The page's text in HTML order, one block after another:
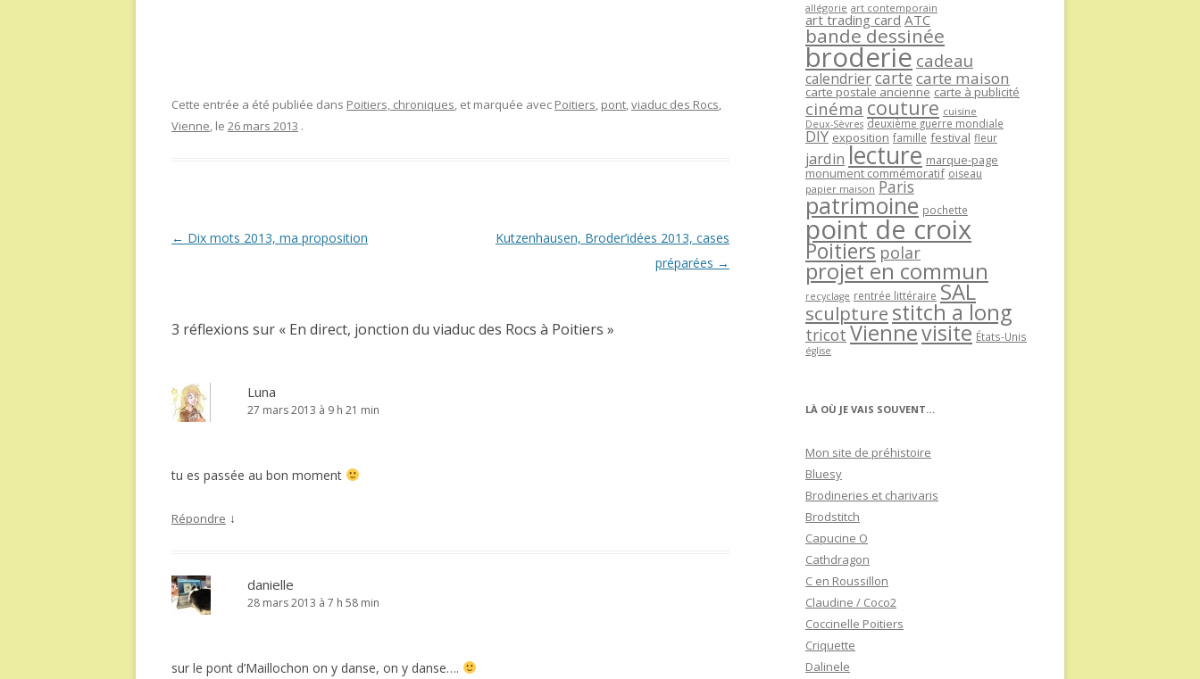
Cette entrée a été publiée dans Poitiers, chroniques, et marquée avec Poitiers, pont,viaduc des Rocs,
Vienne, le 26 mars 2013 .
Navigation
← Dix mots 2013, ma proposition
Kutzenhausen, Broder’idées 2013, cases
préparées →
3 réflexions sur « En direct, jonction du viaduc des Rocs à Poitiers »
Luna
27 mars 2013 à 9 h 21 min
tu es passée au bon moment
Répondre ↓
danielle
28 mars 2013 à 7 h 58 min
sur le pont d’Maillochon on y danse, on y danse….
allégorie art contemporain
art trading card ATC
bande dessinée
broderie cadeau
calendriercartecarte maison
carte postale ancienne carte à publicité
cinéma couture cuisine
Deux-Sèvres deuxième guerre mondiale
DIY exposition famille festival fleur
jardin lecture marque-page
monument commémoratif oiseau
papier maison Paris
patrimoine pochette
point de croix
Poitiers polar
projet en commun
recyclage rentrée littéraire SAL
sculpture stitch a long
tricot Viennevisite États-Unis
église
LÀ OÙ JE VAIS SOUVENT…
Mon site de préhistoire
Bluesy
Brodineries et charivaris
Brodstitch
Capucine O
Cathdragon
C en Roussillon
Claudine / Coco2
Coccinelle Poitiers
Criquette
Dalinele